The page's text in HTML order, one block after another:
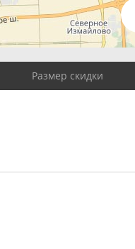
Размер скидки